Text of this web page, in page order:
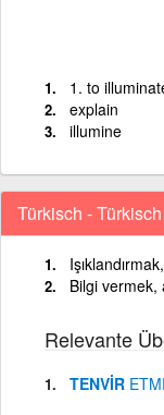
1. to
explain
illumine
Türkisch - Türkisch
Bilgi vermek,
Relevante
TENVİR